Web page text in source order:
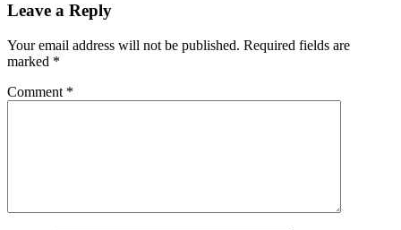
Leave a Reply
Your email address will not be published. Required fields are
marked *
Comment *